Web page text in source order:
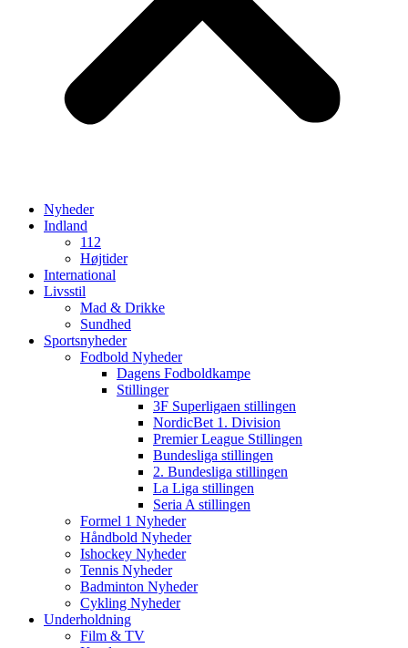
Nyheder
Indland
112
Højtider
International
Livsstil
Mad & Drikke
Sundhed
Sportsnyheder
Fodbold Nyheder
Dagens Fodboldkampe
Stillinger
3F Superligaen stillingen
NordicBet 1. Division
Premier League Stillingen
Bundesliga stillingen
2. Bundesliga stillingen
La Liga stillingen
Seria A stillingen
Formel 1 Nyheder
Håndbold Nyheder
Ishockey Nyheder
Tennis Nyheder
Badminton Nyheder
Cykling Nyheder
Underholdning
Film & TV